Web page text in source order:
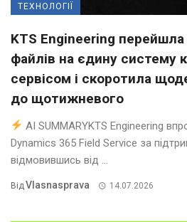
ТЕХНОЛОГІЇ
KTS Engineering перейшла
файлів на єдину систему
сервісом і скоротила
до щотижневого
AI SUMMARYKTS Engineering
Dynamics 365 Field Service за
відмовившись від ...
Від Vlasnasprava 14.07.2026